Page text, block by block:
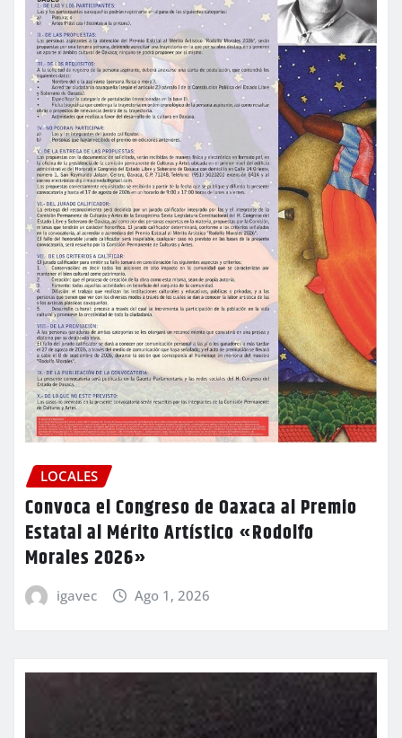
LOCALES
Convoca el Congreso de Oaxaca al Premio
Estatal al Mérito Artístico «Rodolfo
Morales 2026»
igavec Ago 1, 2026